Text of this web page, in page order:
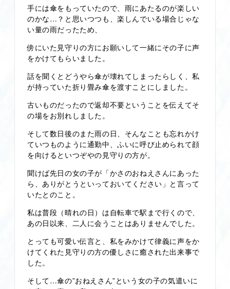
手には傘をもっていたので、雨にあたるのが楽しい
のかな…？と思いつつも、楽しんでいる場合じゃな
い量の雨だったため、
傍にいた見守りの方にお願いして一緒にその子に声
をかけてもらいました。
話を聞くとどうやら傘が壊れてしまったらしく、私
が持っていた折り畳み傘を渡すことにしました。
古いものだったので返却不要ということを伝えてそ
の場をお別れしました。
そして数日後のまた雨の日、そんなことも忘れかけ
ていつものように通勤中、ふいに呼び止められて顔
を向けるといつぞやの見守りの方が。
聞けば先日の女の子が「かさのおねえさんにあった
ら、ありがとうといっておいてください」と言って
いたとのこと。
私は普段（晴れの日）は自転車で駅まで行くので、
あの日以来、二人に会うことはありませんでした。
とっても可愛い伝言と、私をみかけて律義に声をか
けてくれた見守りの方の優しさに癒された出来事で
した。
そして…傘の”おねえさん”という女の子の気遣いに